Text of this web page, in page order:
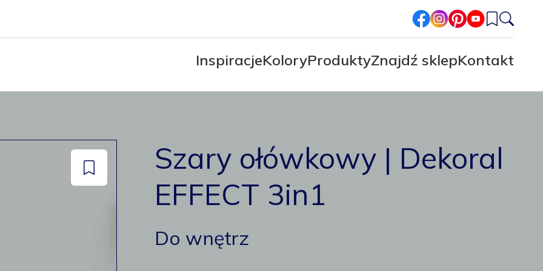
facebook
instagram
pinterest
youtube
InspiracjeKoloryProduktyZnajdź sklepKontakt
Szary ołówkowy | Dekoral
EFFECT 3in1
Do wnętrz
Dodaj